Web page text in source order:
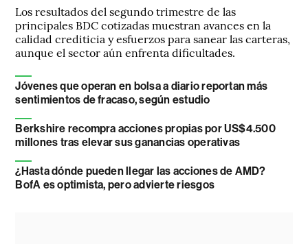
Los resultados del segundo trimestre de las
principales BDC cotizadas muestran avances en la
calidad crediticia y esfuerzos para sanear las carteras,
aunque el sector aún enfrenta dificultades.
Jóvenes que operan en bolsa a diario reportan más
sentimientos de fracaso, según estudio
Berkshire recompra acciones propias por US$4.500
millones tras elevar sus ganancias operativas
¿Hasta dónde pueden llegar las acciones de AMD?
BofA es optimista, pero advierte riesgos